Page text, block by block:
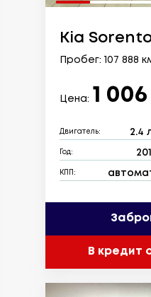
Kia
Пробег: 107 888
Цена: 1
Двигатель: 2.4
Год:
КПП:
В кредит